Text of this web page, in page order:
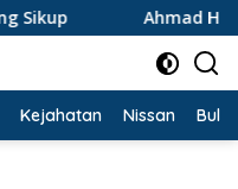
Ahmad Hidayat Raih
Kejahatan Nissan